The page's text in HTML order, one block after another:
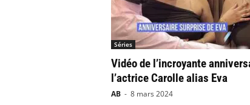
Séries
Vidéo de l’incroyante
l’actrice Carolle alias Eva
AB - 8 mars 2024